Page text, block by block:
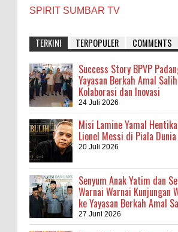
SPIRIT SUMBAR TV
TERKINI TERPOPULER COMMENTS
Success Story BPVP
Yayasan Berkah Amal
Kolaborasi dan Inovasi
24 Juli 2026
Misi Lamine Yamal
Lionel Messi di Piala
20 Juli 2026
Senyum Anak Yatim dan
Warnai Warnai Kunjungan
ke Yayasan Berkah Amal
27 Juni 2026